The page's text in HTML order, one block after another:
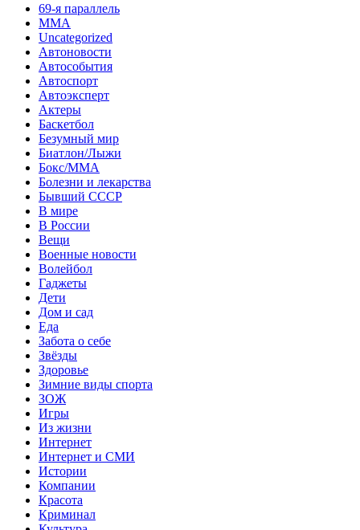
69-я параллель
MMA
Uncategorized
Автоновости
Автособытия
Автоспорт
Автоэксперт
Актеры
Баскетбол
Безумный мир
Биатлон/Лыжи
Бокс/MMA
Болезни и лекарства
Бывший СССР
В мире
В России
Вещи
Военные новости
Волейбол
Гаджеты
Дети
Дом и сад
Еда
Забота о себе
Звёзды
Здоровье
Зимние виды спорта
ЗОЖ
Игры
Из жизни
Интернет
Интернет и СМИ
Истории
Компании
Красота
Криминал